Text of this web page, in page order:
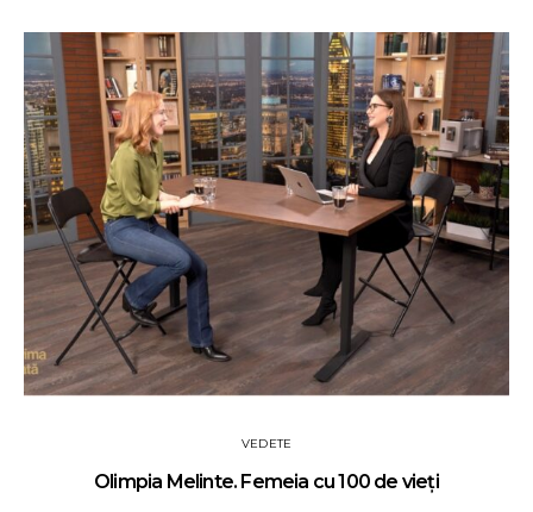
VEDETE
Olimpia Melinte. Femeia cu 100 de vieți